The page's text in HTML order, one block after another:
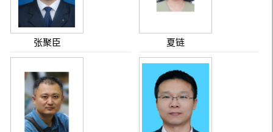
张聚臣 夏链